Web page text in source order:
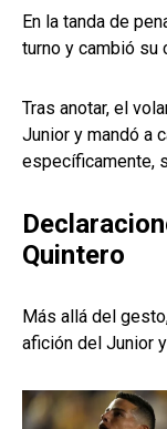
En la tanda de
turno y cambió su
Tras anotar, el
Junior y mandó a
específicamente,
Quintero
Más allá del
afición del Junior